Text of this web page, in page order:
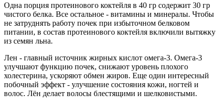
Одна порция протеинового коктейля в 40 гр содержит 30 гр
чистого белка. Все остальное - витамины и минералы. Чтобы
не затруднять работу почек при избыточном белковом
питании, в состав протеинового коктейля включили вытяжку
из семян льна.
Лен - главный источник жирных кислот омега-3. Омега-3
улучшают функцию почек, снижают уровень плохого
холестерина, ускоряют обмен жиров. Еще один интересный
побочный эффект - улучшение состояния кожи, ногтей и
волос. Лён делает волосы блестящими и шелковистыми.